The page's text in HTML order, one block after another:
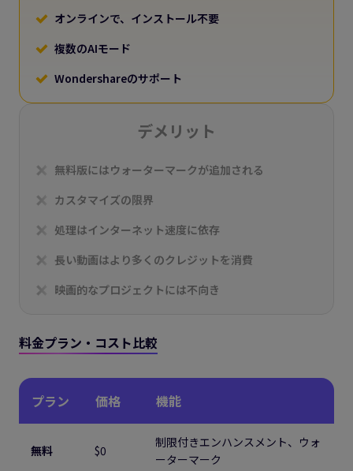
オンラインで、インストール不要
複数のAIモード
Wondershareのサポート
デメリット
無料版にはウォーターマークが追加される
カスタマイズの限界
処理はインターネット速度に依存
長い動画はより多くのクレジットを消費
映画的なプロジェクトには不向き
料金プラン・コスト比較
プラン 価格 機能
無料 $0
制限付きエンハンスメント、ウォ
ーターマーク